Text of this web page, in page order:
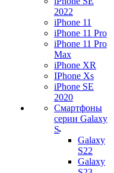
2022
iPhone 11
iPhone 11 Pro
iPhone 11 Pro
Max
iPhone XR
IPhone Xs
iPhone SE
2020
Смартфоны
серии Galaxy
S
Galaxy
S22
Galaxy